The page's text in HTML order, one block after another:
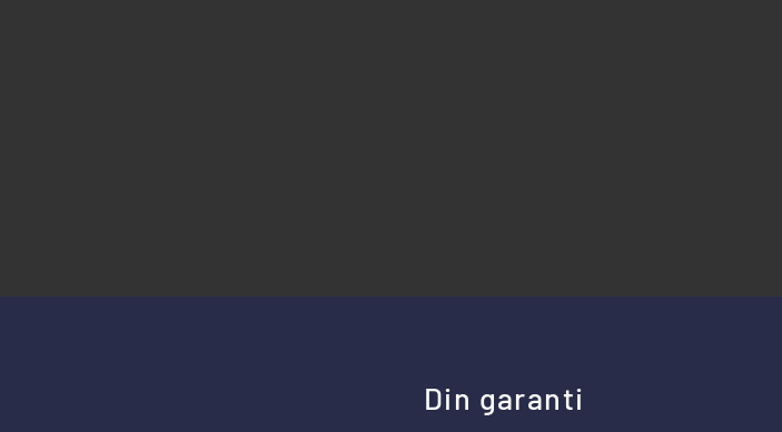
Din garanti